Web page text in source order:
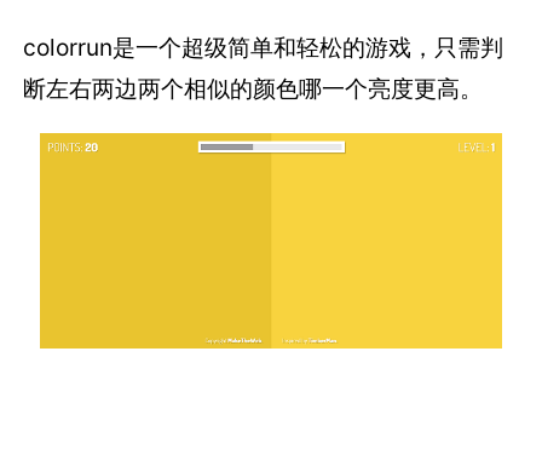
colorrun是一个超级简单和轻松的游戏，只需判
断左右两边两个相似的颜色哪一个亮度更高。